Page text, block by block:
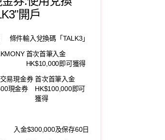
開戶
條件輸入兌換碼「TALK3」
首次首筆入金
HK$10,000即可獲得
易現金券
現金券
首次首筆入金
HK$100,000即可
獲得
入金$300,000及保存60日